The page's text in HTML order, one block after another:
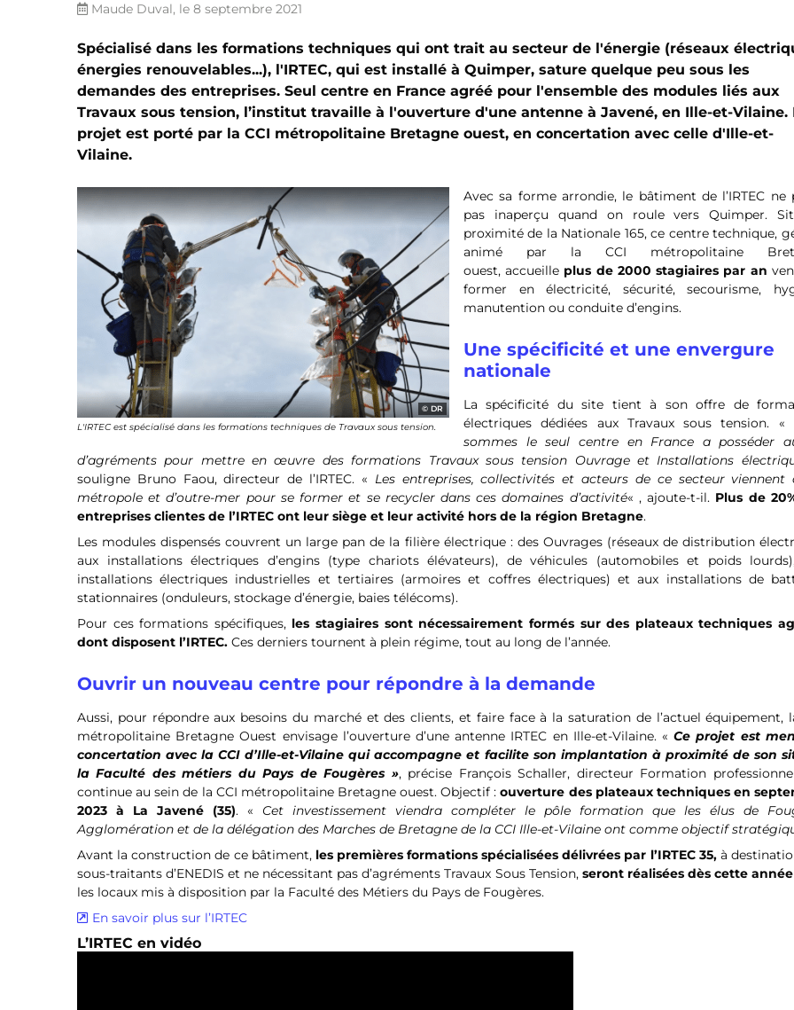
Maude Duval, le 8 septembre 2021
Spécialisé dans les formations techniques qui ont trait au secteur de l'énergie (réseaux
énergies renouvelables...), l'IRTEC, qui est installé à Quimper, sature quelque peu sous les
demandes des entreprises. Seul centre en France agréé pour l'ensemble des modules liés aux
Travaux sous tension, l’institut travaille à l'ouverture d'une antenne à Javené, en Ille-et-Vilaine.
projet est porté par la CCI métropolitaine Bretagne ouest, en concertation avec celle d'Ille-et-
Vilaine.
DR
L'IRTEC est spécialisé dans les formations techniques de Travaux sous tension.
Avec sa forme arrondie, le bâtiment de l’IRTEC ne
pas inaperçu quand on roule vers Quimper.
proximité de la Nationale 165, ce centre technique,
animé par la CCI métropolitaine
ouest, accueille plus de 2000 stagiaires par an
former en électricité, sécurité, secourisme,
manutention ou conduite d’engins.
Une spécificité et une envergure
nationale
La spécificité du site tient à son offre de
électriques dédiées aux Travaux sous tension. «
sommes le seul centre en France a posséder
d’agréments pour mettre en œuvre des formations Travaux sous tension Ouvrage et Installations
souligne Bruno Faou, directeur de l’IRTEC. « Les entreprises, collectivités et acteurs de ce secteur viennent
métropole et d’outre-mer pour se former et se recycler dans ces domaines d’activité« , ajoute-t-il. Plus de
entreprises clientes de l’IRTEC ont leur siège et leur activité hors de la région Bretagne.
Les modules dispensés couvrent un large pan de la filière électrique : des Ouvrages (réseaux de distribution
aux installations électriques d’engins (type chariots élévateurs), de véhicules (automobiles et poids
installations électriques industrielles et tertiaires (armoires et coffres électriques) et aux installations de
stationnaires (onduleurs, stockage d’énergie, baies télécoms).
Pour ces formations spécifiques, les stagiaires sont nécessairement formés sur des plateaux techniques
dont disposent l’IRTEC. Ces derniers tournent à plein régime, tout au long de l’année.
Ouvrir un nouveau centre pour répondre à la demande
Aussi, pour répondre aux besoins du marché et des clients, et faire face à la saturation de l’actuel équipement,
métropolitaine Bretagne Ouest envisage l’ouverture d’une antenne IRTEC en Ille-et-Vilaine. «Ce projet est
concertation avec la CCI d’Ille-et-Vilaine qui accompagne et facilite son implantation à proximité de son
la Faculté des métiers du Pays de Fougères », précise François Schaller, directeur Formation
continue au sein de la CCI métropolitaine Bretagne ouest. Objectif :ouverture des plateaux techniques en
2023 à La Javené (35). « Cet investissement viendra compléter le pôle formation que les élus de
Agglomération et de la délégation des Marches de Bretagne de la CCI Ille-et-Vilaine ont comme objectif
Avant la construction de ce bâtiment, les premières formations spécialisées délivrées par l’IRTEC 35,à
sous-traitants d’ENEDIS et ne nécessitant pas d’agréments Travaux Sous Tension, seront réalisées dès cette
les locaux mis à disposition par la Faculté des Métiers du Pays de Fougères.
En savoir plus sur l’IRTEC
L’IRTEC en vidéo